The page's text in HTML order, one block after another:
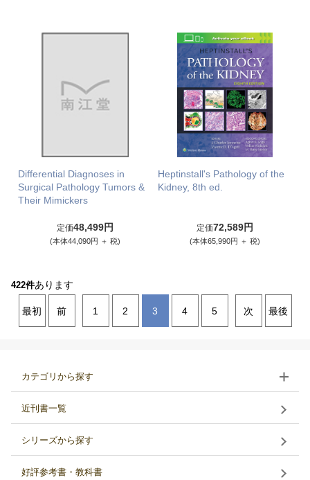
Differential Diagnoses in
Surgical Pathology Tumors &
Their Mimickers
定価48,499円
(本体44,090円 ＋ 税)
Heptinstall's Pathology of the
Kidney, 8th ed.
定価72,589円
(本体65,990円 ＋ 税)
422件あります
最初 前 1 2 3 4 5 次 最後
カテゴリから探す
近刊書一覧
シリーズから探す
好評参考書・教科書